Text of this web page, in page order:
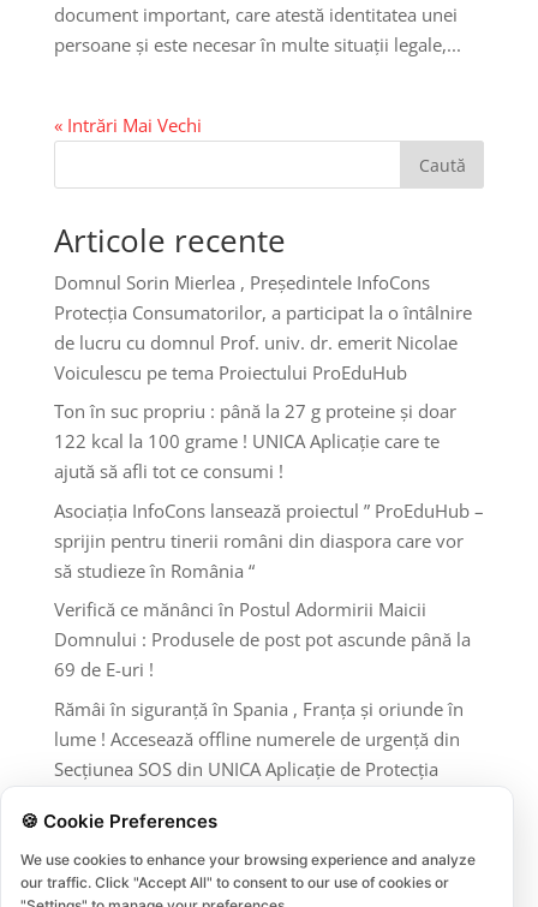
document important, care atestă identitatea unei
persoane și este necesar în multe situații legale,...
« Intrări Mai Vechi
Caută
Articole recente
Domnul Sorin Mierlea , Președintele InfoCons
Protecția Consumatorilor, a participat la o întâlnire
de lucru cu domnul Prof. univ. dr. emerit Nicolae
Voiculescu pe tema Proiectului ProEduHub
Ton în suc propriu : până la 27 g proteine și doar
122 kcal la 100 grame ! UNICA Aplicație care te
ajută să afli tot ce consumi !
Asociația InfoCons lansează proiectul ” ProEduHub –
sprijin pentru tinerii români din diaspora care vor
să studieze în România “
Verifică ce mănânci în Postul Adormirii Maicii
Domnului : Produsele de post pot ascunde până la
69 de E-uri !
Rămâi în siguranță în Spania , Franța și oriunde în
lume ! Accesează offline numerele de urgență din
Secțiunea SOS din UNICA Aplicație de Protecția
Comentarii recente
🍪 Cookie Preferences
We use cookies to enhance your browsing experience and analyze
our traffic. Click "Accept All" to consent to our use of cookies or